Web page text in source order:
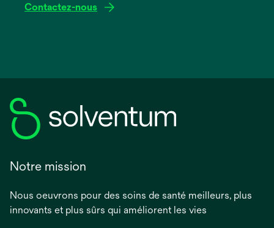
Contactez-nous
Notre mission
Nous oeuvrons pour des soins de santé meilleurs, plus
innovants et plus sûrs qui améliorent les vies